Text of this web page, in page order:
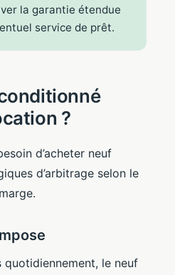
la garantie étendue
service de prêt.
?
d’acheter neuf
d’arbitrage selon le
quotidiennement, le neuf